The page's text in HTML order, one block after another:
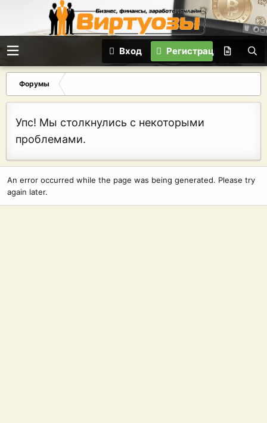
Вход Регистрация
Форумы
Упс! Мы столкнулись с некоторыми
проблемами.
An error occurred while the page was being generated. Please try
again later.